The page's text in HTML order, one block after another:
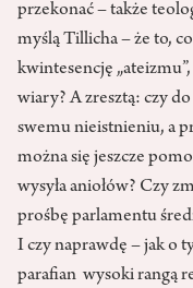
przekonać – także
myślą Tillicha – że to,
kwintesencję
wiary? A zresztą: czy
swemu nieistnieniu, a
można się jeszcze
wysyła aniołów? Czy
prośbę parlamentu
I czy naprawdę – jak o
parafian wysoki rangą